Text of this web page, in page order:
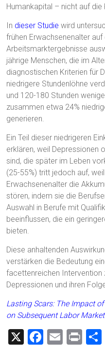
Humankapital – nicht auf
In dieser Studie wird
frühen Erwachsenenalter
Arbeitsmarktergebnisse
jährige Menschen, die im
diagnostischen Kriterien für
niedrigere Stundenlöhne
und 120-180 Stunden
zusammen etwa 24%
generieren.
Ein Teil dieser niedrigeren
erklären, weil Depressionen
sind, die später im Leben
(25-55%) tritt jedoch auf,
Erwachsenenalter die
stören, indem sie die
Auswahl in Berufe mit
beeinflussen, die ein
bieten.
Diese anhaltenden
verstärken die Bedeutung
facettenreichen Intervention
Depressionen und ihren
Lasting Scars: The Impact
on Subsequent Labor
X
F
E
Pr